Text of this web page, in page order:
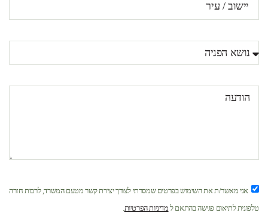
אני מאשר/ת את השימוש בפרטים שמסרתי לצורך יצירת קשר מטעם המשרד, לרבות חזרה
טלפונית לתיאום פגישה בהתאם ל מדיניות הפרטיות